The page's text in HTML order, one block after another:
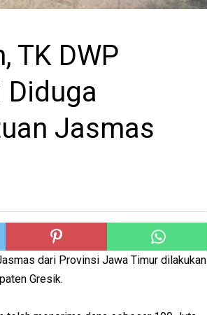
TK DWP
Jasmas
dari Provinsi Jawa Timur dilakukan
Gresik.